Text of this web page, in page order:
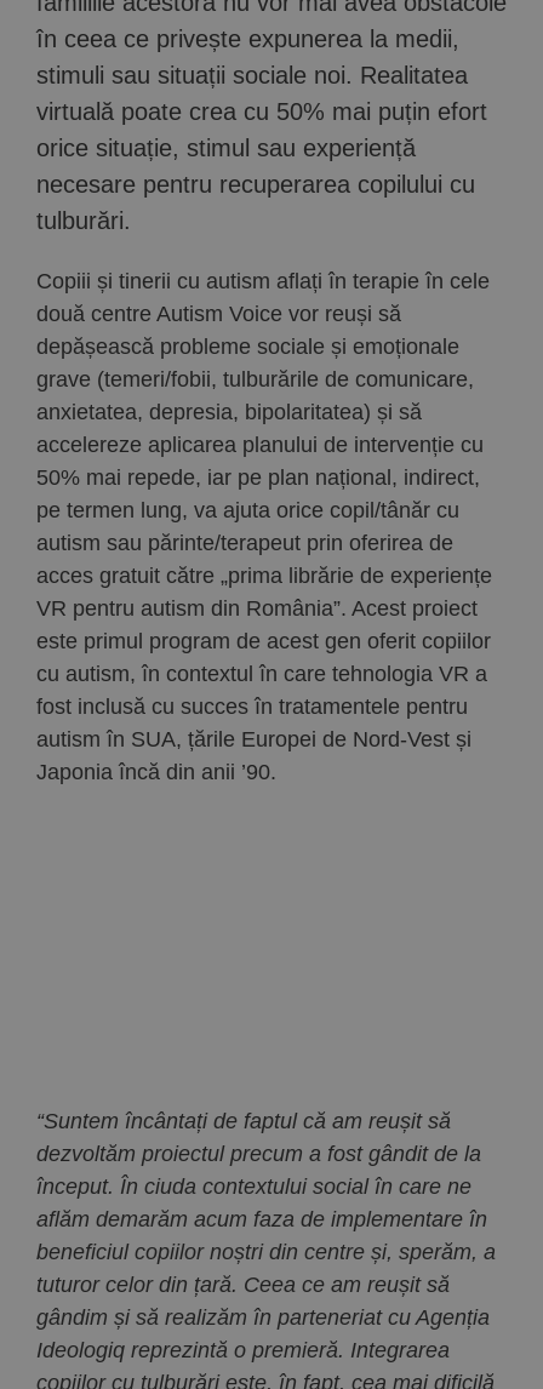
în ceea ce privește expunerea la medii,
stimuli sau situații sociale noi. Realitatea
virtuală poate crea cu 50% mai puțin efort
orice situație, stimul sau experiență
necesare pentru recuperarea copilului cu
tulburări.
Copiii și tinerii cu autism aflați în terapie în cele
două centre Autism Voice vor reuși să
depășească probleme sociale și emoționale
grave (temeri/fobii, tulburările de comunicare,
anxietatea, depresia, bipolaritatea) și să
accelereze aplicarea planului de intervenție cu
50% mai repede, iar pe plan național, indirect,
pe termen lung, va ajuta orice copil/tânăr cu
autism sau părinte/terapeut prin oferirea de
acces gratuit către „prima librărie de experiențe
VR pentru autism din România”. Acest proiect
este primul program de acest gen oferit copiilor
cu autism, în contextul în care tehnologia VR a
fost inclusă cu succes în tratamentele pentru
autism în SUA, țările Europei de Nord-Vest și
Japonia încă din anii ’90.
“Suntem încântați de faptul că am reușit să
dezvoltăm proiectul precum a fost gândit de la
început. În ciuda contextului social în care ne
aflăm demarăm acum faza de implementare în
beneficiul copiilor noștri din centre și, sperăm, a
tuturor celor din țară. Ceea ce am reușit să
gândim și să realizăm în parteneriat cu Agenția
Ideologiq reprezintă o premieră. Integrarea
copiilor cu tulburări este, în fapt, cea mai dificilă